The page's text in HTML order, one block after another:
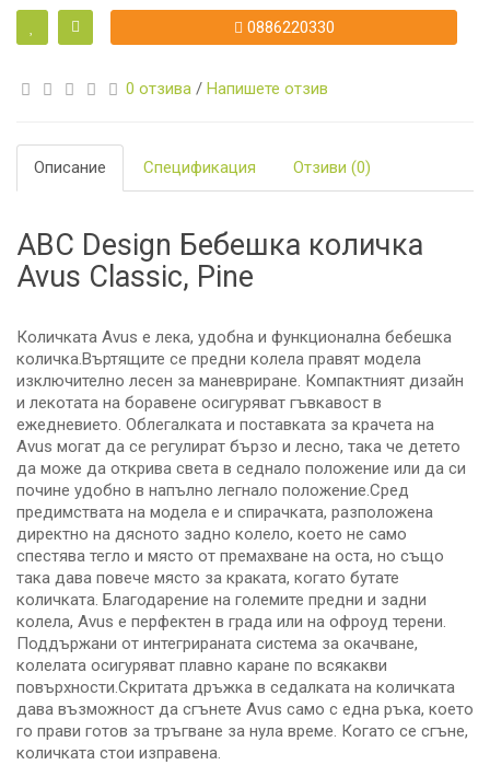
0886220330
0 отзива / Напишете отзив
Описание Спецификация Отзиви (0)
ABC Design Бебешка количка
Avus Classic, Pine
Количката Avus е лека, удобна и функционална бебешка
количка.Въртящите се предни колела правят модела
изключително лесен за маневриране. Компактният дизайн
и лекотата на боравене осигуряват гъвкавост в
ежедневието. Облегалката и поставката за крачета на
Avus могат да се регулират бързо и лесно, така че детето
да може да открива света в седнало положение или да си
почине удобно в напълно легнало положение.Сред
предимствата на модела е и спирачката, разположена
директно на дясното задно колело, което не само
спестява тегло и място от премахване на оста, но също
така дава повече място за краката, когато бутате
количката. Благодарение на големите предни и задни
колела, Avus е перфектен в града или на офроуд терени.
Поддържани от интегрираната система за окачване,
колелата осигуряват плавно каране по всякакви
повърхности.Скритата дръжка в седалката на количката
дава възможност да сгънете Avus само с една ръка, което
го прави готов за тръгване за нула време. Когато се сгъне,
количката стои изправена.